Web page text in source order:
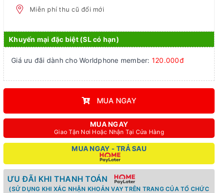
Miễn phí thu cũ đổi mới
Khuyến mại đặc biệt (SL có hạn)
Giá ưu đãi dành cho Worldphone member: 120.000đ
MUA NGAY
MUA NGAY
Giao Tận Nơi Hoặc Nhận Tại Cửa Hàng
MUA NGAY - TRẢ SAU
ƯU ĐÃI KHI THANH TOÁN
(SỬ DỤNG KHI XÁC NHẬN KHOẢN VAY TRÊN TRANG CỦA TỔ CHỨC